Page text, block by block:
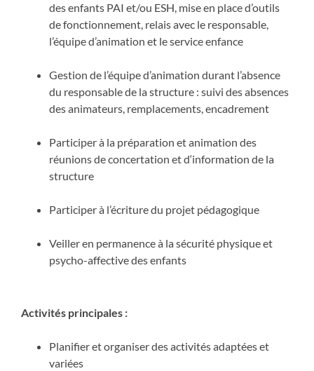
des enfants PAI et/ou ESH, mise en place d’outils
de fonctionnement, relais avec le responsable,
l’équipe d’animation et le service enfance
Gestion de l’équipe d’animation durant l’absence
du responsable de la structure : suivi des absences
des animateurs, remplacements, encadrement
Participer à la préparation et animation des
réunions de concertation et d‘information de la
structure
Participer à l’écriture du projet pédagogique
Veiller en permanence à la sécurité physique et
psycho-affective des enfants
Activités principales :
Planifier et organiser des activités adaptées et
variées